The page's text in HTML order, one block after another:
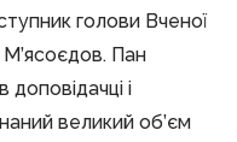
голови Вченої
Пан
і
великий об’єм